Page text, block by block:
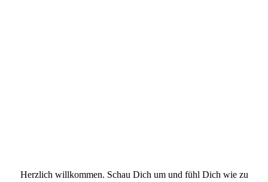
Herzlich willkommen. Schau Dich um und fühl Dich wie zu